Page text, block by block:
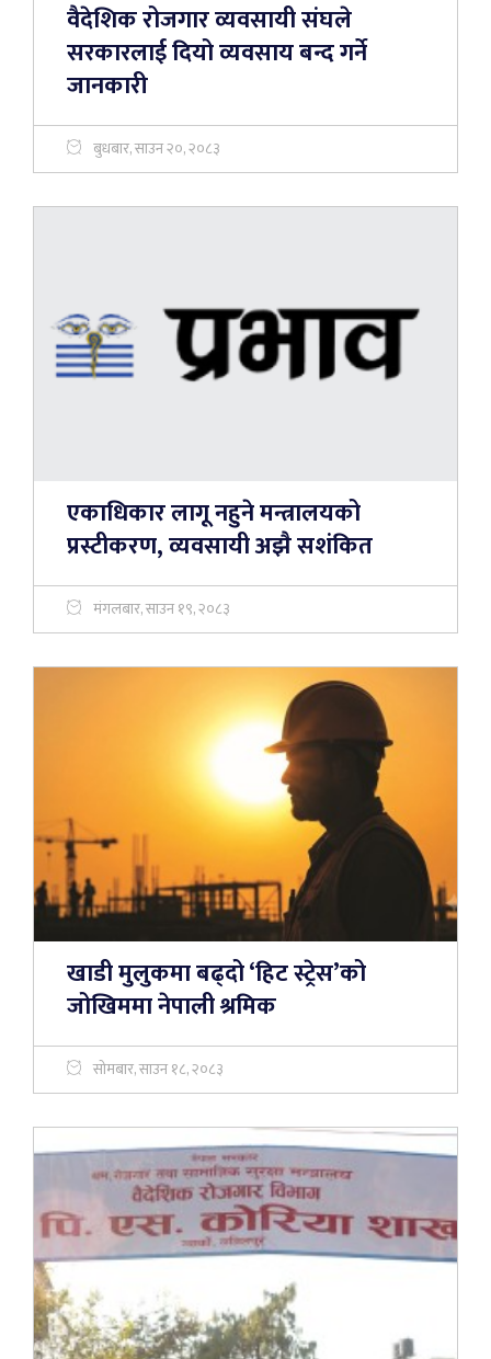
वैदेशिक रोजगार व्यवसायी संघले
सरकारलाई दियो व्यवसाय बन्द गर्ने
जानकारी
बुधबार, साउन २०, २०८३
एकाधिकार लागू नहुने मन्त्रालयको
प्रस्टीकरण, व्यवसायी अझै सशंकित
मंगलबार, साउन १९, २०८३
खाडी मुलुकमा बढ्दो ‘हिट स्ट्रेस’को
जोखिममा नेपाली श्रमिक
सोमबार, साउन १८, २०८३